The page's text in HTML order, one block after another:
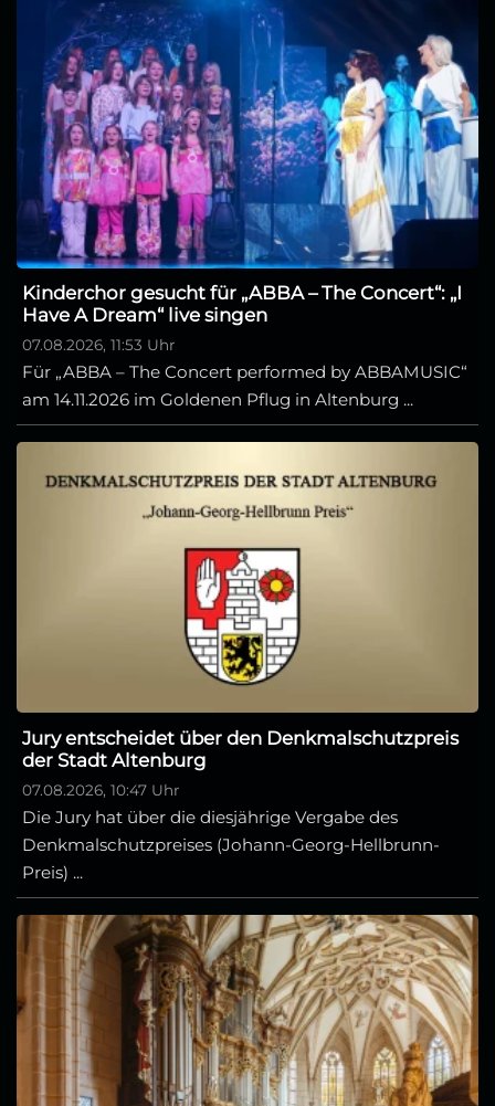
Kinderchor gesucht für „ABBA – The Concert“: „I
Have A Dream“ live singen
07.08.2026, 11:53 Uhr
Für „ABBA – The Concert performed by ABBAMUSIC“
am 14.11.2026 im Goldenen Pflug in Altenburg ...
Jury entscheidet über den Denkmalschutzpreis
der Stadt Altenburg
07.08.2026, 10:47 Uhr
Die Jury hat über die diesjährige Vergabe des
Denkmalschutzpreises (Johann-Georg-Hellbrunn-
Preis) ...